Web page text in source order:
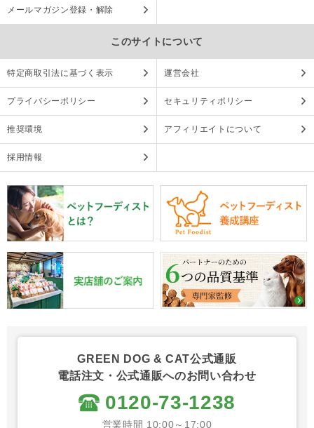
メールマガジン登録・解除
このサイトについて
特定商取引法に基づく表示 運営会社
プライバシーポリシー セキュリティポリシー
推奨環境 アフィリエイトについて
採用情報
GREEN DOG & CAT公式通販
電話注文・公式通販へのお問い合わせ
0120-73-1238
営業時間 10:00～17:00